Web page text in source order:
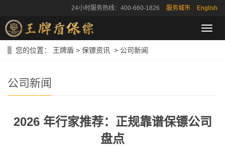
24小时服务热线：400-660-1826 服务城市 English
导
航
您的位置： 王牌盾 > 保镖资讯 > 公司新闻
公司新闻
2026 年行家推荐：正规靠谱保镖公司
盘点